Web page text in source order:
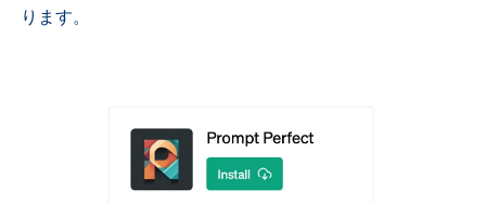
ります。